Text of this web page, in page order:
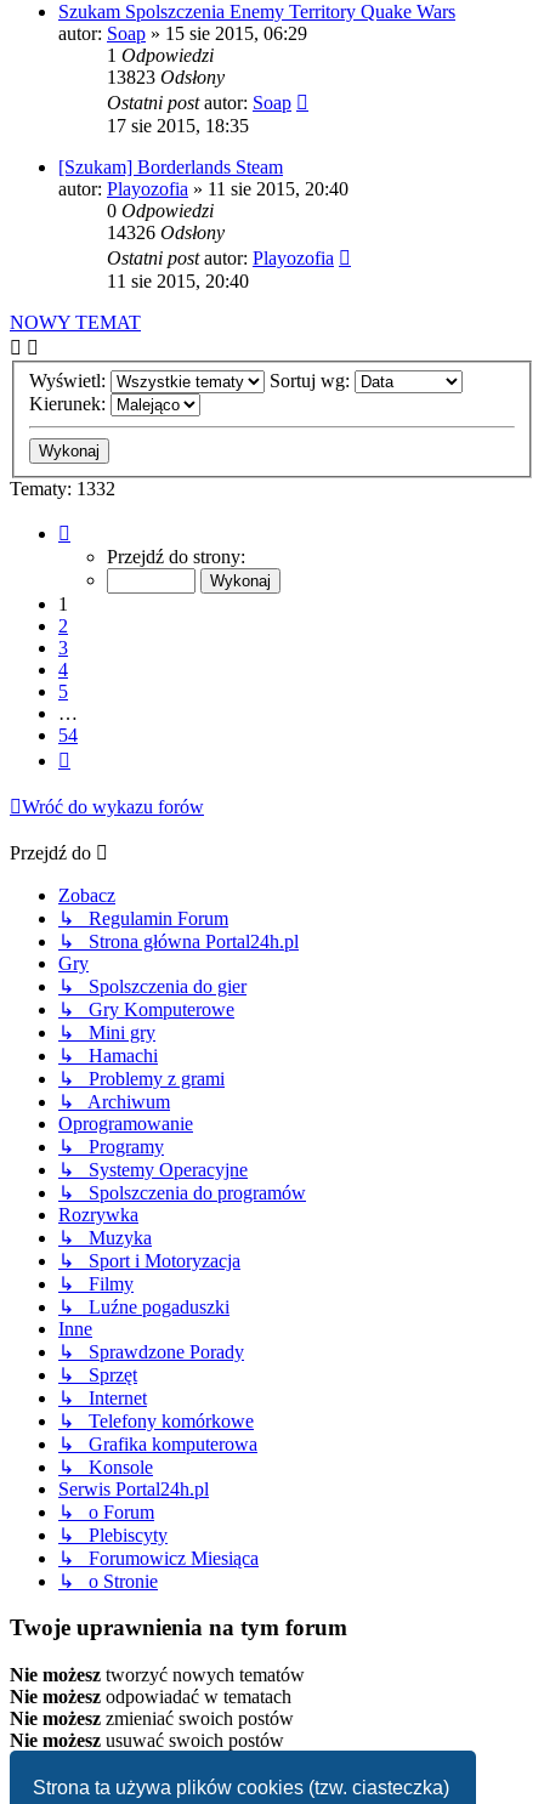
Strona ta używa plików cookies (tzw. ciasteczka)
Szukam Spolszczenia Enemy Territory Quake Wars
autor: Soap » 15 sie 2015, 06:29
1 Odpowiedzi
13823 Odsłony
Ostatni postautor: Soap
17 sie 2015, 18:35
[Szukam] Borderlands Steam
autor: Playozofia » 11 sie 2015, 20:40
0 Odpowiedzi
14326 Odsłony
Ostatni postautor: Playozofia
11 sie 2015, 20:40
NOWY TEMAT
Wyświetl:
Sortuj wg:
Kierunek:
Tematy: 1332
Przejdź do strony:
1
2
3
4
5
…
54
Wróć do wykazu forów
Przejdź do
Zobacz
↳ Regulamin Forum
↳ Strona główna Portal24h.pl
Gry
↳ Spolszczenia do gier
↳ Gry Komputerowe
↳ Mini gry
↳ Hamachi
↳ Problemy z grami
↳ Archiwum
Oprogramowanie
↳ Programy
↳ Systemy Operacyjne
↳ Spolszczenia do programów
Rozrywka
↳ Muzyka
↳ Sport i Motoryzacja
↳ Filmy
↳ Luźne pogaduszki
Inne
↳ Sprawdzone Porady
↳ Sprzęt
↳ Internet
↳ Telefony komórkowe
↳ Grafika komputerowa
↳ Konsole
Serwis Portal24h.pl
↳ o Forum
↳ Plebiscyty
↳ Forumowicz Miesiąca
↳ o Stronie
Twoje uprawnienia na tym forum
Nie możesz tworzyć nowych tematów
Nie możesz odpowiadać w tematach
Nie możesz zmieniać swoich postów
Nie możesz usuwać swoich postów
Strona główna